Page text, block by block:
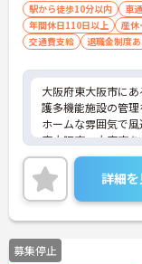
駅から徒歩10分以内 車
年間休日110日以上
産休
交通費支給
退職金制度あ
大阪府東大阪市に
護多機能施設の管
ホームな雰囲気で風
東大阪市・大東市
ビリ特化型デイサ
ご興味ある方には、
お話しいたします
詳細
募集停止